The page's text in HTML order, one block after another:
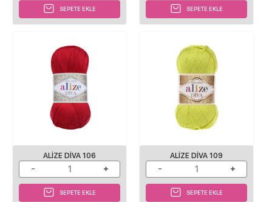
SEPETE EKLE SEPETE EKLE
ALIZE DIVA 106
SEPETE EKLE
ALIZE DIVA 109
SEPETE EKLE